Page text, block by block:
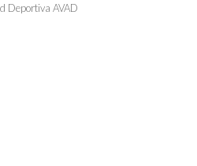
Deportiva AVAD